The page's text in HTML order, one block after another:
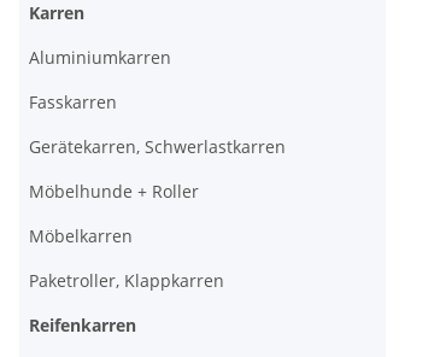
Karren
Aluminiumkarren
Fasskarren
Gerätekarren, Schwerlastkarren
Möbelhunde + Roller
Möbelkarren
Paketroller, Klappkarren
Reifenkarren